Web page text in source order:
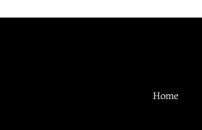
Home